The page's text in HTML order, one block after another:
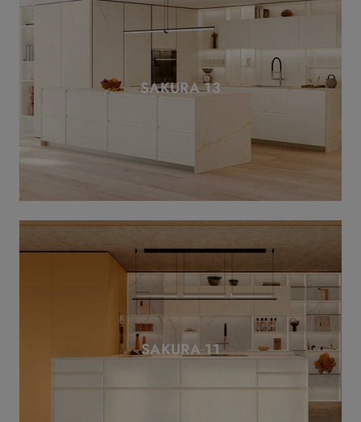
SAKURA 13
SAKURA 11